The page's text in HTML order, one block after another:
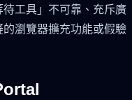
工具」不可靠、充斥廣
瀏覽器擴充功能或假驗